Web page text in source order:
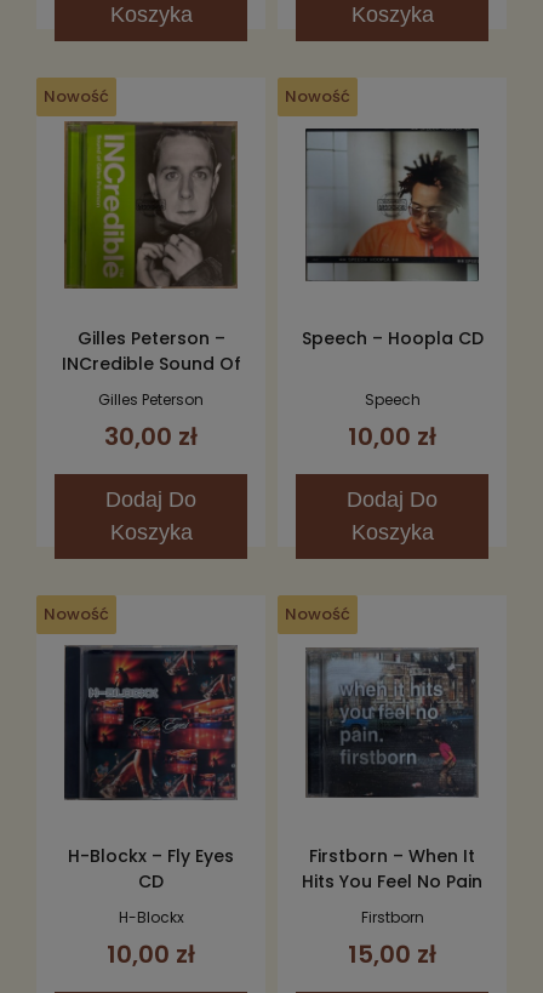
Koszyka
Koszyka
Nowość
Gilles Peterson –
INCredible Sound Of
Gilles Peterson CD
Gilles Peterson
30,00 zł
Dodaj Do
Koszyka
Nowość
Speech – Hoopla CD
Speech
10,00 zł
Dodaj Do
Koszyka
Nowość
H-Blockx – Fly Eyes
CD
H-Blockx
10,00 zł
Nowość
Firstborn – When It
Hits You Feel No Pain
CD
Firstborn
15,00 zł